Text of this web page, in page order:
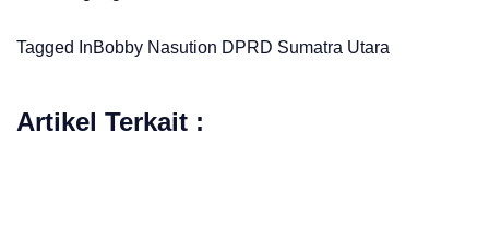
Tagged InBobby Nasution DPRD Sumatra Utara
Artikel Terkait :